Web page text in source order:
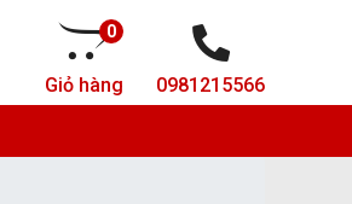
Giỏ hàng
0
0981215566